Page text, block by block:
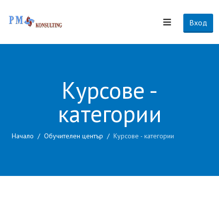
Вход
Курсове -
категории
Начало Обучителен център Курсове - категории